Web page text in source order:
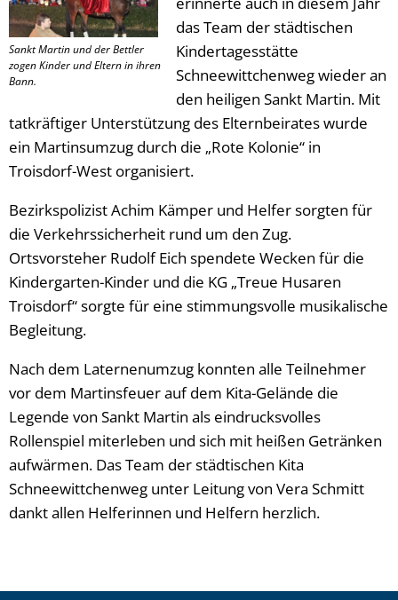
Sankt Martin und der Bettler
zogen Kinder und Eltern in ihren
Bann.
das Team der städtischen
Kindertagesstätte
Schneewittchenweg wieder an
den heiligen Sankt Martin. Mit
tatkräftiger Unterstützung des Elternbeirates wurde
ein Martinsumzug durch die „Rote Kolonie“ in
Troisdorf-West organisiert.
Bezirkspolizist Achim Kämper und Helfer sorgten für
die Verkehrssicherheit rund um den Zug.
Ortsvorsteher Rudolf Eich spendete Wecken für die
Kindergarten-Kinder und die KG „Treue Husaren
Troisdorf“ sorgte für eine stimmungsvolle musikalische
Begleitung.
Nach dem Laternenumzug konnten alle Teilnehmer
vor dem Martinsfeuer auf dem Kita-Gelände die
Legende von Sankt Martin als eindrucksvolles
Rollenspiel miterleben und sich mit heißen Getränken
aufwärmen. Das Team der städtischen Kita
Schneewittchenweg unter Leitung von Vera Schmitt
dankt allen Helferinnen und Helfern herzlich.